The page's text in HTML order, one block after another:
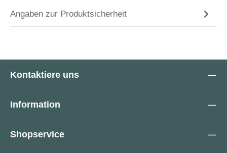
Angaben zur Produktsicherheit
Kontaktiere uns
Information
Shopservice